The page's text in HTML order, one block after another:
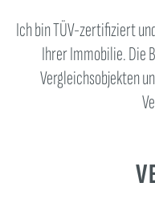
Ich bin TÜV-zertifiziert
Ihrer Immobilie. Die
Vergleichsobjekten